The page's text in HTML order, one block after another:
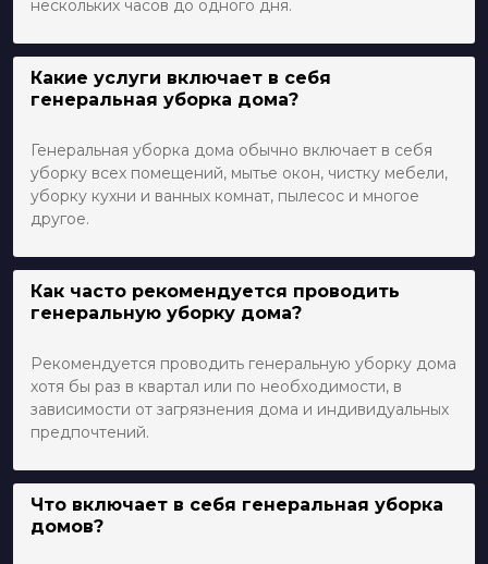
нескольких часов до одного дня.
Какие услуги включает в себя
генеральная уборка дома?
Генеральная уборка дома обычно включает в себя
уборку всех помещений, мытье окон, чистку мебели,
уборку кухни и ванных комнат, пылесос и многое
другое.
Как часто рекомендуется проводить
генеральную уборку дома?
Рекомендуется проводить генеральную уборку дома
хотя бы раз в квартал или по необходимости, в
зависимости от загрязнения дома и индивидуальных
предпочтений.
Что включает в себя генеральная уборка
домов?